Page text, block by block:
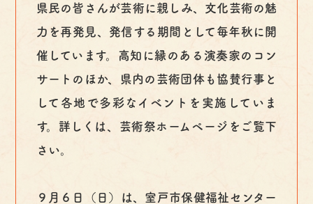
県民の皆さんが芸術に親しみ、文化芸術の魅
力を再発見、発信する期間として毎年秋に開
催しています。高知に縁のある演奏家のコン
サートのほか、県内の芸術団体も協賛行事と
して各地で多彩なイベントを実施していま
す。詳しくは、芸術祭ホームページをご覧下
さい。
９月６日（日）は、室戸市保健福祉センター